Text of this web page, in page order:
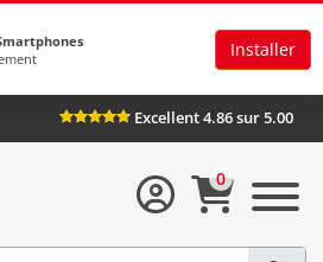
Installer
Excellent 4.86 sur 5.00
0